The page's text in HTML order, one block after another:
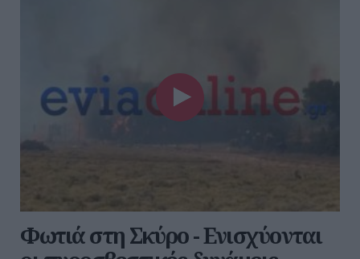
Φωτιά στη Σκύρο - Ενισχύονται